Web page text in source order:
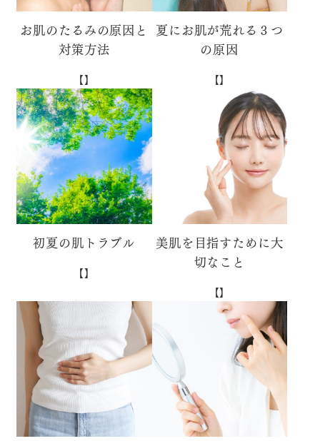
お肌のたるみの原因と
対策方法
【】
夏にお肌が荒れる３つ
の原因
【】
初夏の肌トラブル
【】
美肌を目指すために大
切なこと
【】